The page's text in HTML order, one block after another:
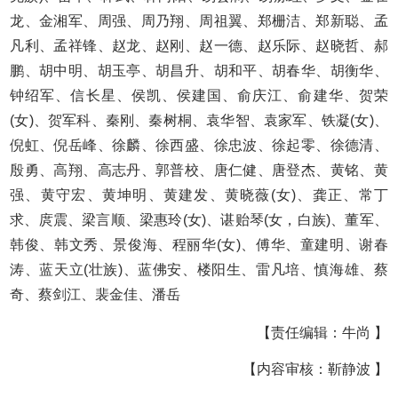
龙、金湘军、周强、周乃翔、周祖翼、郑栅洁、郑新聪、孟
凡利、孟祥锋、赵龙、赵刚、赵一德、赵乐际、赵晓哲、郝
鹏、胡中明、胡玉亭、胡昌升、胡和平、胡春华、胡衡华、
钟绍军、信长星、侯凯、侯建国、俞庆江、俞建华、贺荣
(女)、贺军科、秦刚、秦树桐、袁华智、袁家军、铁凝(女)、
倪虹、倪岳峰、徐麟、徐西盛、徐忠波、徐起零、徐德清、
殷勇、高翔、高志丹、郭普校、唐仁健、唐登杰、黄铭、黄
强、黄守宏、黄坤明、黄建发、黄晓薇(女)、龚正、常丁
求、庹震、梁言顺、梁惠玲(女)、谌贻琴(女，白族)、董军、
韩俊、韩文秀、景俊海、程丽华(女)、傅华、童建明、谢春
涛、蓝天立(壮族)、蓝佛安、楼阳生、雷凡培、慎海雄、蔡
奇、蔡剑江、裴金佳、潘岳
【责任编辑：牛尚 】
【内容审核：靳静波 】